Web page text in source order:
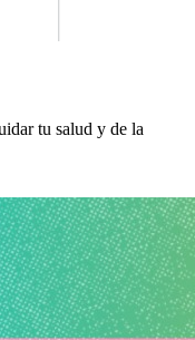
tu salud y de la